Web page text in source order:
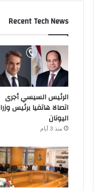
Recent Tech News
الرئيس السيسي أجرى
اتصالا هاتفيا برئيس
اليونان
منذ 3 أيام